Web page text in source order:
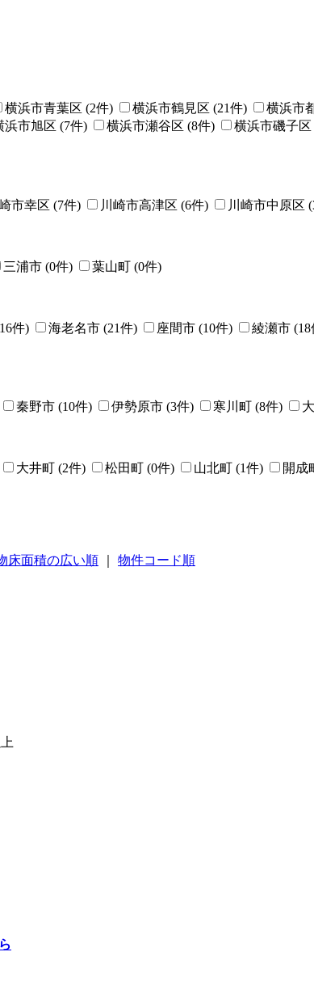
横浜市青葉区 (2件) 横浜市鶴見区 (21件) 横浜市
浜市旭区 (7件) 横浜市瀬谷区 (8件) 横浜市磯子区
市幸区 (7件) 川崎市高津区 (6件) 川崎市中原区 (
三浦市 (0件) 葉山町 (0件)
16件) 海老名市 (21件) 座間市 (10件) 綾瀬市 (18
秦野市 (10件) 伊勢原市 (3件) 寒川町 (8件)
大井町 (2件) 松田町 (0件) 山北町 (1件) 開成
床面積の広い順 物件コード順